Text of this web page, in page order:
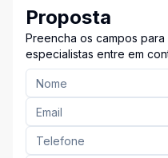
Proposta
Preencha os campos
especialistas entre em